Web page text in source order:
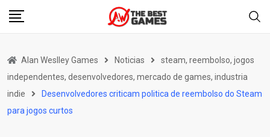
Skip
Alan Weslley Games Noticias
steam, reembolso, jogos
independentes, desenvolvedores, mercado de games, industria
indie
Desenvolvedores criticam politica de reembolso do Steam
para jogos curtos